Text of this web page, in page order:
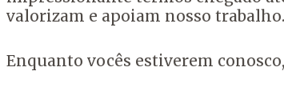
valorizam e apoiam nosso trabalho.
Enquanto vocês estiverem